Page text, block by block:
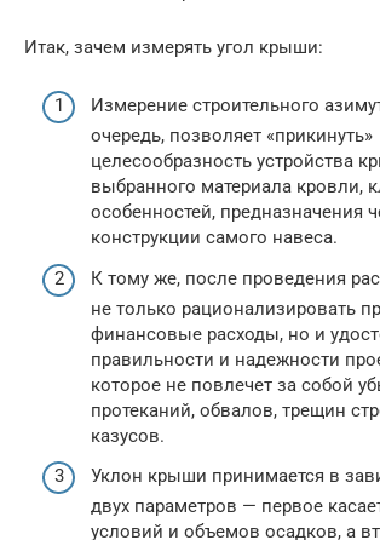
Итак, зачем измерять угол крыши:
Измерение строительного
очередь, позволяет «прикинуть»
целесообразность устройства
выбранного материала кровли,
особенностей, предназначения
конструкции самого навеса.
К тому же, после проведения
не только рационализировать
финансовые расходы, но и
правильности и надежности
которое не повлечет за собой
протеканий, обвалов, трещин
казусов.
Уклон крыши принимается в
двух параметров — первое
условий и объемов осадков, а